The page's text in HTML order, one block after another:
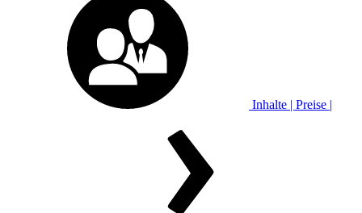
Inhalte | Preise |